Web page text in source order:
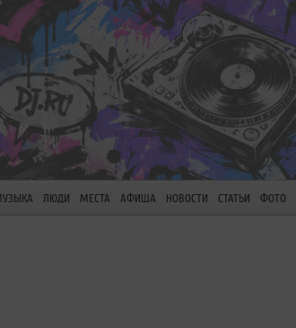
ЛЮДИ МЕСТА АФИША НОВОСТИ СТАТЬИ ФОТО